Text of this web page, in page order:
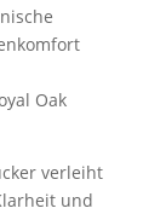
Oak
verleiht
und